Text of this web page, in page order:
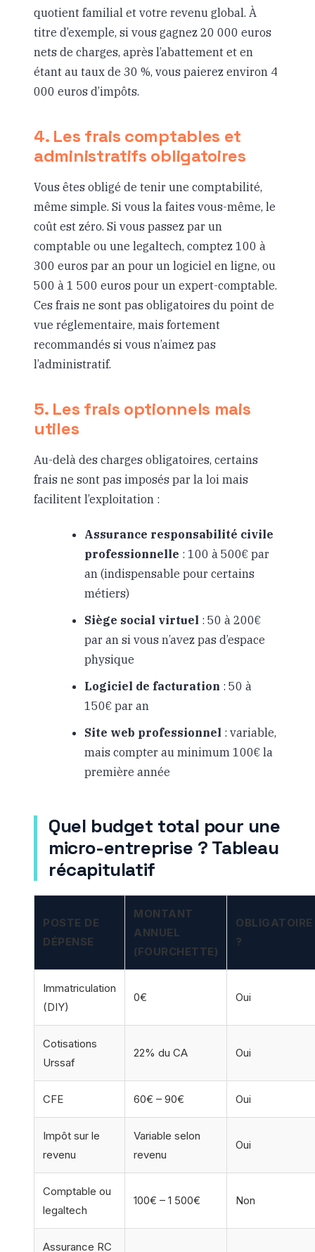
quotient familial et votre revenu global. À
titre d’exemple, si vous gagnez 20 000 euros
nets de charges, après l’abattement et en
étant au taux de 30 %, vous paierez environ 4
000 euros d’impôts.
4. Les frais comptables et
administratifs obligatoires
Vous êtes obligé de tenir une comptabilité,
même simple. Si vous la faites vous-même, le
coût est zéro. Si vous passez par un
comptable ou une legaltech, comptez 100 à
300 euros par an pour un logiciel en ligne, ou
500 à 1 500 euros pour un expert-comptable.
Ces frais ne sont pas obligatoires du point de
vue réglementaire, mais fortement
recommandés si vous n’aimez pas
l’administratif.
5. Les frais optionnels mais
utiles
Au-delà des charges obligatoires, certains
frais ne sont pas imposés par la loi mais
facilitent l’exploitation :
Assurance responsabilité civile
professionnelle : 100 à 500€ par
an (indispensable pour certains
métiers)
Siège social virtuel : 50 à 200€
par an si vous n’avez pas d’espace
physique
Logiciel de facturation : 50 à
150€ par an
Site web professionnel : variable,
mais compter au minimum 100€ la
première année
Quel budget total pour une
micro-entreprise ? Tableau
récapitulatif
POSTE DE
DÉPENSE
MONTANT
ANNUEL
(FOURCHETTE)
OBLIGATOIRE
?
Immatriculation
(DIY)
0€ Oui
Cotisations
Urssaf
22% du CA Oui
CFE 60€ – 90€ Oui
Impôt sur le
revenu
Variable selon
revenu
Oui
Comptable ou
legaltech
100€ – 1 500€ Non
Assurance RC